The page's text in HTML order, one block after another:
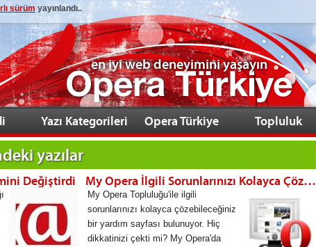
sürümyayınlandı..
en iyi web deneyimini yaşayın
Yazı Kategorileri Opera Türkiye Topluluk
yazılar
Değiştirdi My Opera İlgili Sorunlarınızı Kolayca Çözün
My Opera Topluluğu'ile ilgili
sorunlarınızı kolayca çözebileceğiniz
bir yardım sayfası bulunuyor. Hiç
dikkatinizi çekti mi? My Opera'da